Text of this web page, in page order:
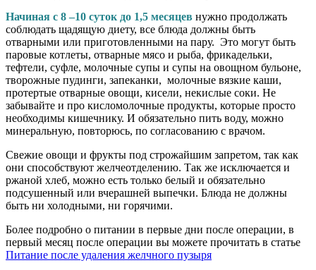
Начиная с 8 –10 суток до 1,5 месяцев нужно продолжать
соблюдать щадящую диету, все блюда должны быть
отварными или приготовленными на пару. Это могут быть
паровые котлеты, отварные мясо и рыба, фрикадельки,
тефтели, суфле, молочные супы и супы на овощном бульоне,
творожные пудинги, запеканки, молочные вязкие каши,
протертые отварные овощи, кисели, некислые соки. Не
забывайте и про кисломолочные продукты, которые просто
необходимы кишечнику. И обязательно пить воду, можно
минеральную, повторюсь, по согласованию с врачом.
Свежие овощи и фрукты под строжайшим запретом, так как
они способствуют желчеотделению. Так же исключается и
ржаной хлеб, можно есть только белый и обязательно
подсушенный или вчерашней выпечки. Блюда не должны
быть ни холодными, ни горячими.
Более подробно о питании в первые дни после операции, в
первый месяц после операции вы можете прочитать в статье
Питание после удаления желчного пузыря